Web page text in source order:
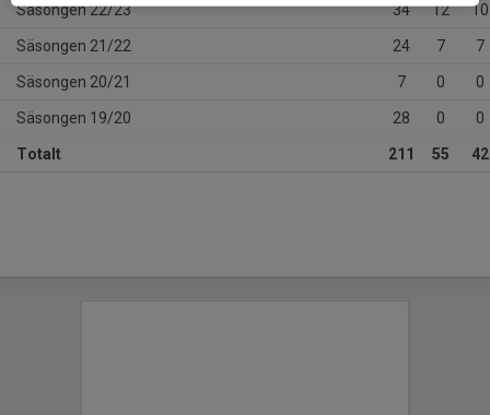
Säsongen 22/23 34 12 10
Säsongen 21/22 24 7 7
Säsongen 20/21 7 0 0
Säsongen 19/20 28 0 0
Totalt 211 55 42